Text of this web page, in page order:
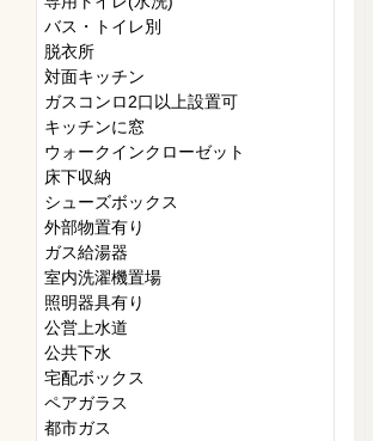
バス・トイレ別
脱衣所
対面キッチン
ガスコンロ2口以上設置可
キッチンに窓
ウォークインクローゼット
床下収納
シューズボックス
外部物置有り
ガス給湯器
室内洗濯機置場
照明器具有り
公営上水道
公共下水
宅配ボックス
ペアガラス
都市ガス